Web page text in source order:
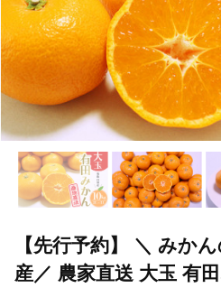
【先行予約】 ＼ みか
産／ 農家直送 大玉 有